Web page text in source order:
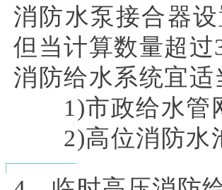
消防水泵接合器
但当计算数量超
消防给水系统宜适
1)市政给水管网
2)高位消防水池